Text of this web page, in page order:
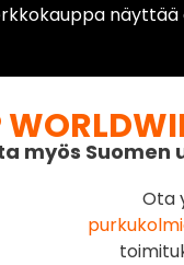
näyttää
myös Suomen
Ota